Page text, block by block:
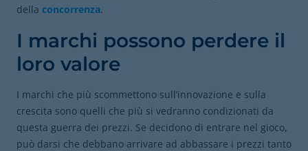
della concorrenza.
I marchi possono perdere il
loro valore
I marchi che più scommettono sull’innovazione e sulla
crescita sono quelli che più si vedranno condizionati da
questa guerra dei prezzi. Se decidono di entrare nel gioco,
può darsi che debbano arrivare ad abbassare i prezzi tanto